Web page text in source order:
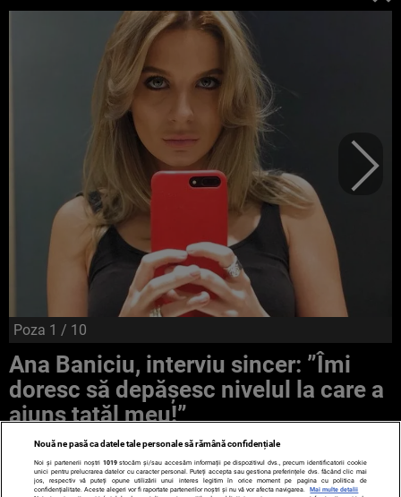
Poza 1 / 10
Ana Baniciu, interviu sincer: ”Îmi
doresc să depășesc nivelul la care a
ajuns tatăl meu!”
Nouă ne pasă ca datele tale personale să rămână confidențiale
Noi și partenerii noștri 1019stocăm și/sau accesăm informații pe dispozitivul dvs., precum identificatorii cookie
unici pentru prelucrarea datelor cu caracter personal. Puteți accepta sau gestiona preferințele dvs. făcând clic mai
jos, respectiv vă puteți opune utilizării unui interes legitim în orice moment pe pagina cu politica de
confidențialitate. Aceste alegeri vor fi raportate partenerilor noștri și nu vă vor afecta navigarea.
Mai multe detalii